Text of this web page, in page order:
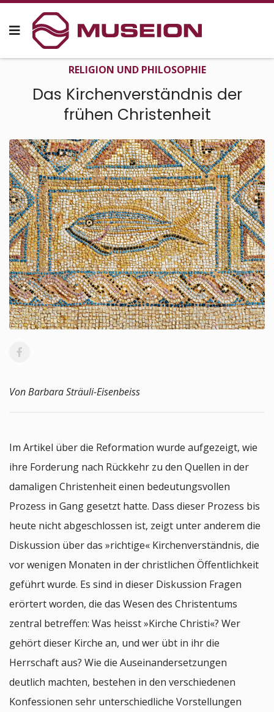
RELIGION UND PHILOSO­PHIE
Das Kirchen­ver­ständ­­nis der
frühen Christenheit
Von Barbara Sträuli-Eisenbeiss
Im Artikel über die Reformation wurde aufgezeigt, wie
ihre Forderung nach Rückkehr zu den Quellen in der
damaligen Christenheit einen bedeutungsvollen
Prozess in Gang gesetzt hatte. Dass dieser Prozess bis
heute nicht abgeschlossen ist, zeigt unter anderem die
Diskussion über das »richtige« Kirchenverständnis, die
vor wenigen Monaten in der christlichen Öffentlichkeit
geführt wurde. Es sind in dieser Diskussion Fragen
erörtert worden, die das Wesen des Christentums
zentral betreffen: Was heisst »Kirche Christi«? Wer
gehört dieser Kirche an, und wer übt in ihr die
Herrschaft aus? Wie die Auseinandersetzungen
deutlich machten, bestehen in den verschiedenen
Konfessionen sehr unterschiedliche Vorstellungen